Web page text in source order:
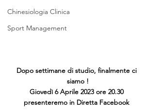
Chinesiologia Clinica
Sport Management
Dopo settimane di studio, finalmente ci
siamo !
Giovedì 6 Aprile 2023 ore 20.30
presenteremo in Diretta Facebook